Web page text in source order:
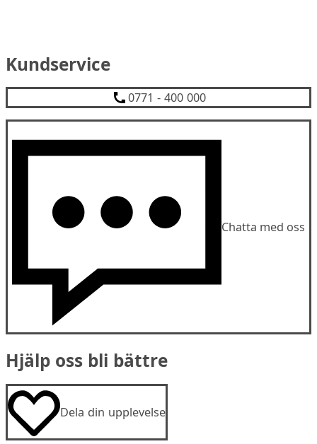
Kundservice
0771 - 400 000
Chatta med oss
Hjälp oss bli bättre
Dela din upplevelse